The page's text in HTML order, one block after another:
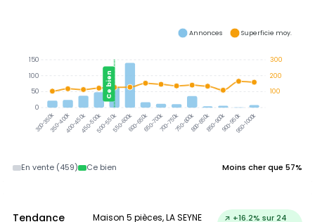
300-350k350-400k400-450k450-500k500-550k550-600k600-650k650-700k700-750k750-800k800-850k850-900k900-950k950-1000k
Ce bien
300
200
100
150
100
50
0
Annonces Superficie moy.
En vente (459) Ce bien Moins cher que 57%
Tendance
Maison 5 pièces, LA SEYNE
↗ +16.2% sur 24